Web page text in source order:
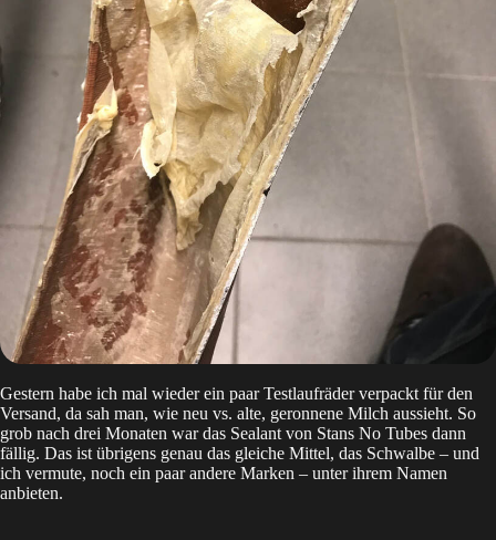
Gestern habe ich mal wieder ein paar Testlaufräder verpackt für den
Versand, da sah man, wie neu vs. alte, geronnene Milch aussieht. So
grob nach drei Monaten war das Sealant von Stans No Tubes dann
fällig. Das ist übrigens genau das gleiche Mittel, das Schwalbe – und
ich vermute, noch ein paar andere Marken – unter ihrem Namen
anbieten.